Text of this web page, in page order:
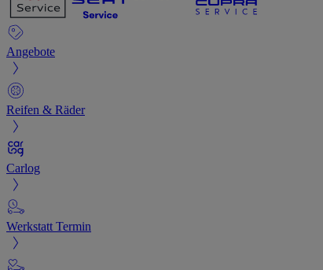
Angebote
Reifen & Räder
Carlog
Werkstatt Termin